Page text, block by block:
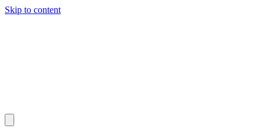
Skip to content